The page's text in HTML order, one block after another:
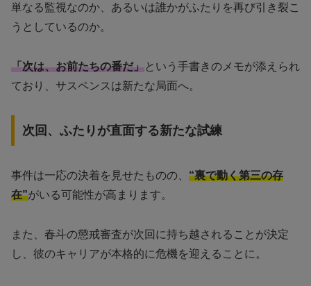
単なる監視なのか、あるいは誰かがふたりを再び引き裂こ
うとしているのか。
「次は、お前たちの番だ」という手書きのメモが添えられ
ており、サスペンスは新たな局面へ。
次回、ふたりが直面する新たな試練
事件は一応の決着を見せたものの、 “裏で動く第三の存
在”がいる可能性が高まります。
また、春斗の懲戒審査が次回に持ち越されることが決定
し、彼のキャリアが本格的に危機を迎えることに。